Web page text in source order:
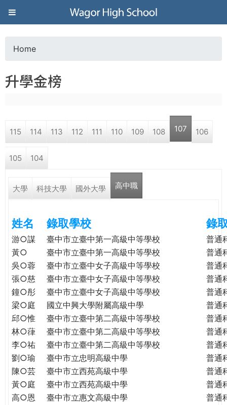
Jump to navigation
葳
格
高
學
格。
o
a
r
e
e
r
e
Home
升學金榜
115 114 113 112 111 110 109 108 107 106
105 104
大學 科技大學 國外大學 高中職
姓名 錄取學校 錄
游○謀 臺中市立臺中第一高級中等學校
普通
黃○
臺中市立臺中第一高級中等學校
普通
吳○蓉
臺中市立臺中女子高級中等學校
普通
張○慈
臺中市立臺中女子高級中等學校
普通
鐘○彤
臺中市立臺中女子高級中等學校
普通
梁○庭
國立中興大學附屬高級中學
普通
邱○惟
臺中市立臺中第二高級中等學校
普通
林○葎
臺中市立臺中第二高級中等學校
普通
李○祐
臺中市立臺中第二高級中等學校
普通
劉○瑜
臺中市立忠明高級中學
普通
陳○芸
臺中市立西苑高級中學
普通
黃○庭
臺中市立西苑高級中學
普通
高○恩
臺中市立惠文高級中學
普通